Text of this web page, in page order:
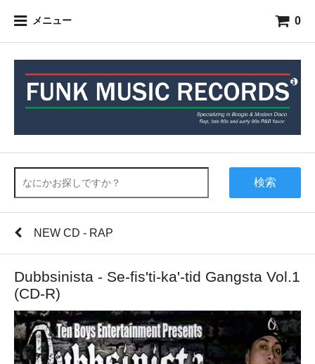
メニュー 0
検索
NEW CD - RAP
Dubbsinista - Se-fis'ti-ka'-tid Gangsta Vol.1
(CD-R)